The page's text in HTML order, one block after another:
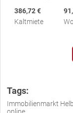
386,72 €
Kaltmiete
Tags:
Immobilienmarkt
online